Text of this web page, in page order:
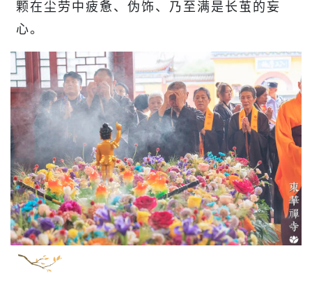
颗在尘劳中疲惫、伪饰、乃至满是长茧的妄
心。